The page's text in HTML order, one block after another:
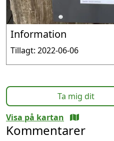
Information
Tillagt: 2022-06-06
Ta mig dit
Visa på kartan
Kommentarer